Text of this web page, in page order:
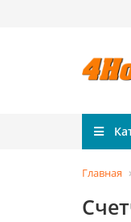
Главная